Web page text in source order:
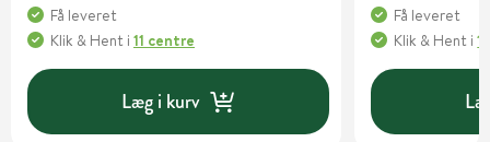
Få leveret
Klik & Hent i 11 centre
Læg i kurv
Få leveret
Klik & Hent i